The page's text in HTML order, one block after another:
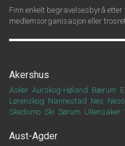
Finn enkelt begravelsesbyrå etter
medlemsorganisasjon eller
Akershus
Asker Aurskog-Høland Bærum
Lørenskog Nannestad Nes
Skedsmo Ski Sørum Ullensaker
Aust-Agder